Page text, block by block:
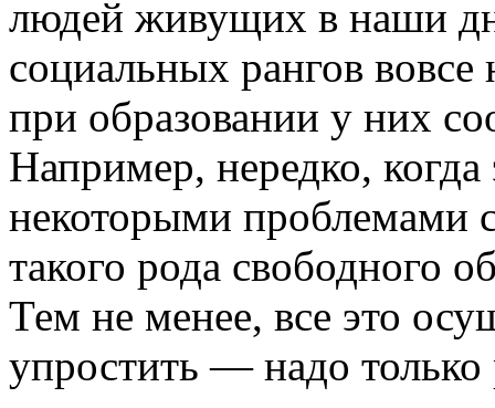
людей живущих в наши
социальных рангов вовсе
при образовании у них
Например, нередко,
некоторыми проблемами
такого рода свободного
Тем не менее, все это
упростить — надо только